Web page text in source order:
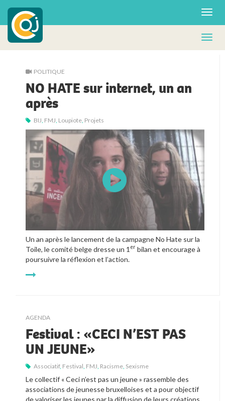
POLITIQUE
NO HATE sur internet, un an
après
BIJ FMJ Loupiote Projets
Un an après le lancement de la campagne No Hate sur la
Toile, le comité belge dresse un 1 er bilan et encourage à
poursuivre la réflexion et l’action.
AGENDA
Festival : «CECI N’EST PAS
UN JEUNE»
Associatif, Festival FMJ Racisme Sexisme
Le collectif « Ceci n’est pas un jeune » rassemble des
associations de jeunesse bruxelloises et a pour objectif
de valoriser les jeunes par la diffusion de leurs créations